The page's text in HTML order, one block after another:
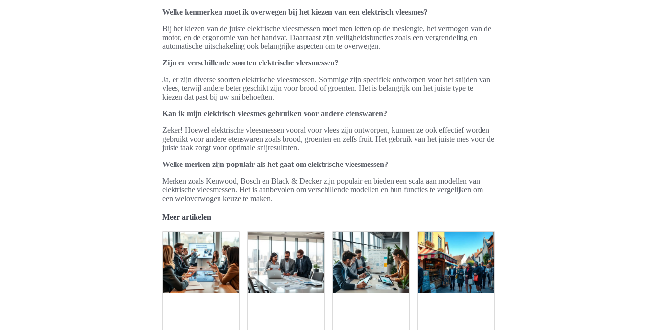
Welke kenmerken moet ik overwegen bij het kiezen van een elektrisch vleesmes?
Bij het kiezen van de juiste elektrische vleesmessen moet men letten op de meslengte, het vermogen van de
motor, en de ergonomie van het handvat. Daarnaast zijn veiligheidsfuncties zoals een vergrendeling en
automatische uitschakeling ook belangrijke aspecten om te overwegen.
Zijn er verschillende soorten elektrische vleesmessen?
Ja, er zijn diverse soorten elektrische vleesmessen. Sommige zijn specifiek ontworpen voor het snijden van
vlees, terwijl andere beter geschikt zijn voor brood of groenten. Het is belangrijk om het juiste type te
kiezen dat past bij uw snijbehoeften.
Kan ik mijn elektrisch vleesmes gebruiken voor andere etenswaren?
Zeker! Hoewel elektrische vleesmessen vooral voor vlees zijn ontworpen, kunnen ze ook effectief worden
gebruikt voor andere etenswaren zoals brood, groenten en zelfs fruit. Het gebruik van het juiste mes voor de
juiste taak zorgt voor optimale snijresultaten.
Welke merken zijn populair als het gaat om elektrische vleesmessen?
Merken zoals Kenwood, Bosch en Black & Decker zijn populair en bieden een scala aan modellen van
elektrische vleesmessen. Het is aanbevolen om verschillende modellen en hun functies te vergelijken om
een weloverwogen keuze te maken.
Meer artikelen